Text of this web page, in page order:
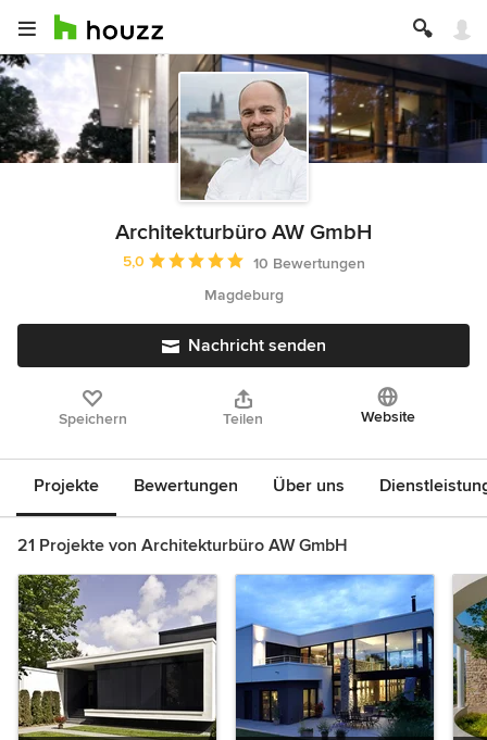
Architekturbüro AW GmbH
Durchschnittliche Bewertung: 5 von 5 Sternen
5,0
10 Bewertungen
Magdeburg
Nachricht senden
Speichern Teilen Website
Projekte Bewertungen Über uns
21 Projekte von Architekturbüro AW GmbH